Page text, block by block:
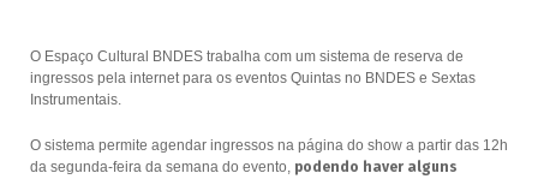
O Espaço Cultural BNDES trabalha com um sistema de reserva de
ingressos pela internet para os eventos Quintas no BNDES e Sextas
Instrumentais.
O sistema permite agendar ingressos na página do show a partir das 12h
da segunda-feira da semana do evento, podendo haver alguns